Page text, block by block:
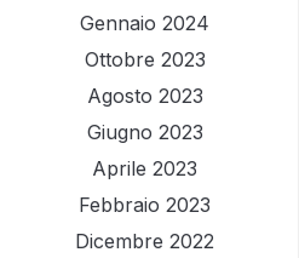
Gennaio 2024
Ottobre 2023
Agosto 2023
Giugno 2023
Aprile 2023
Febbraio 2023
Dicembre 2022